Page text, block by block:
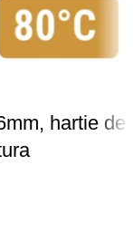
hartie de